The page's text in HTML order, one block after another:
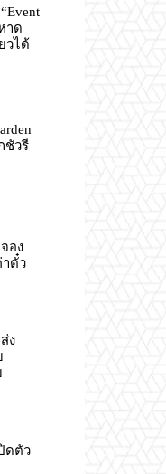
าด
วได้
ชัวรี
อง
ตั๋ว
ง
ดตัว